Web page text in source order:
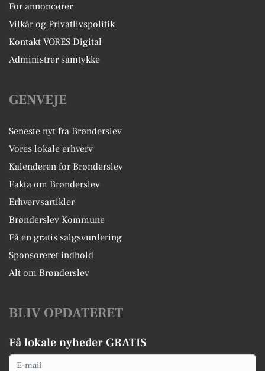
For annoncører
Vilkår og Privatlivspolitik
Kontakt VORES Digital
Administrer samtykke
GENVEJE
Seneste nyt fra Brønderslev
Vores lokale erhverv
Kalenderen for Brønderslev
Fakta om Brønderslev
Erhvervsartikler
Brønderslev Kommune
Få en gratis salgsvurdering
Sponsoreret indhold
Alt om Brønderslev
BLIV OPDATERET
Få lokale nyheder GRATIS
Email